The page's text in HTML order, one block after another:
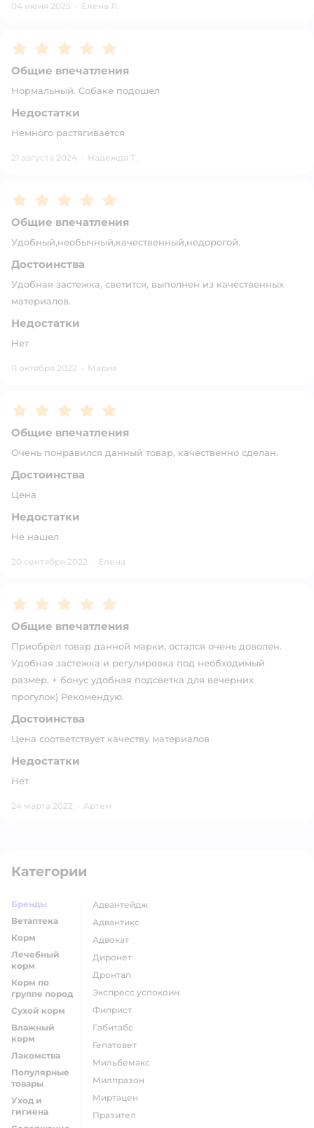
04 июня 2025 · Елена Л.
Рейтинг:5
Общие впечатления
Нормальный. Собаке подошел
Недостатки
Немного растягивается
21 августа 2024 · Надежда Т.
Рейтинг:5
Общие впечатления
Удобный,необычный,качественный,недорогой.
Достоинства
Удобная застежка, светится, выполнен из качественных
материалов.
Недостатки
Нет
11 октября 2022 · Мария
Рейтинг:5
Общие впечатления
Очень понравился данный товар, качественно сделан.
Достоинства
Цена
Недостатки
Не нашел
20 сентября 2022 · Елена
Рейтинг:5
Общие впечатления
Приобрел товар данной марки, остался очень доволен.
Удобная застежка и регулировка под необходимый
размер. + бонус удобная подсветка для вечерних
прогулок) Рекомендую.
Достоинства
Цена соответствует качеству материалов
Недостатки
Нет
24 марта 2022 · Артем
Категории
Бренды
Ветаптека
Корм
Лечебный
корм
Корм по
группе пород
Сухой корм
Влажный
корм
Лакомства
Популярные
товары
Уход и
гигиена
адвантейдж
адвантикс
адвокат
диронет
дронтал
экспресс успокоин
фиприст
габитабс
гепатовет
мильбемакс
милпразон
миртацен
празител